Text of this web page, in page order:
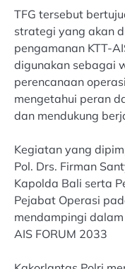
TFG tersebut
strategi yang akan
pengamanan KTT-
digunakan sebagai
perencanaan
mengetahui peran
dan mendukung
Kegiatan yang
Pol. Drs. Firman
Kapolda Bali serta
Pejabat Operasi
mendampingi
AIS FORUM 2033